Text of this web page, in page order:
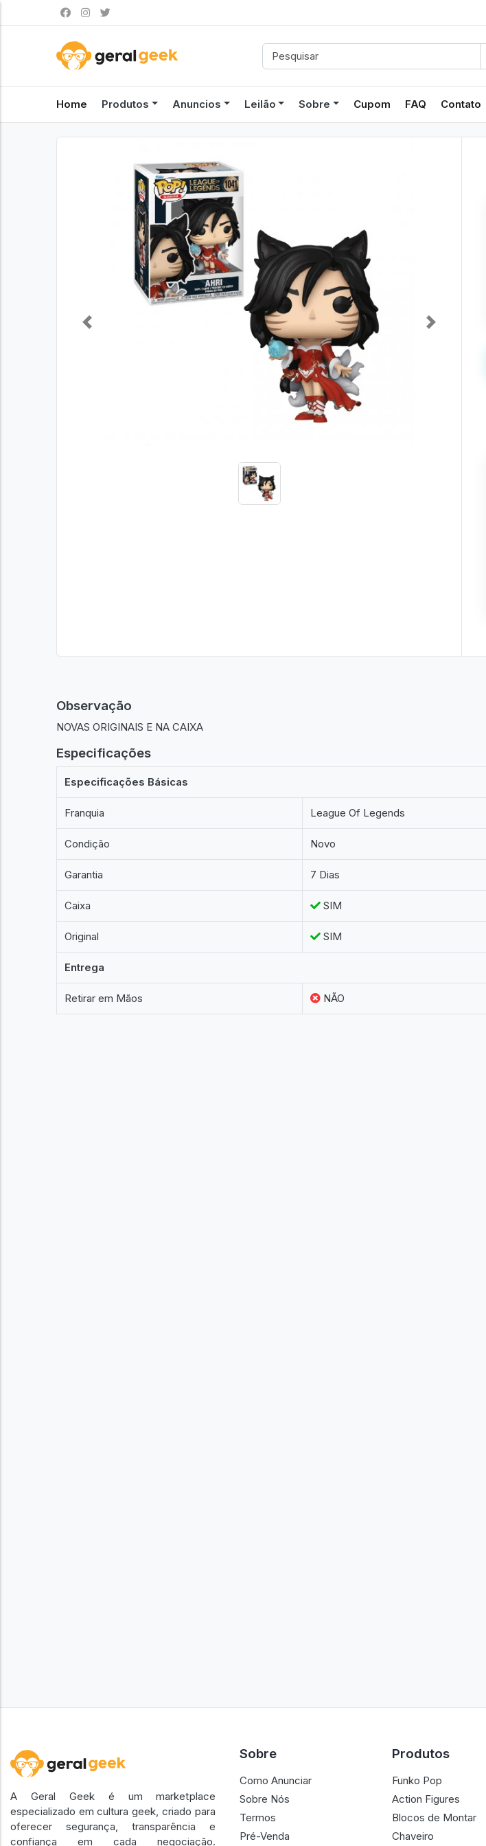
Home Produtos Anuncios Leilão Sobre Cupom FAQ Contato
Previous Next
Observação
NOVAS ORIGINAIS E NA CAIXA
Especificações
Especificações Básicas
Franquia League Of Legends
Condição Novo
Garantia 7 Dias
Caixa SIM
Original SIM
Entrega
Retirar em Mãos NÃO
A Geral Geek é um marketplace
especializado em cultura geek, criado para
oferecer segurança, transparência e
confiança em cada negociação.
Sobre
Como Anunciar
Sobre Nós
Termos
Pré-Venda
Produtos
Funko Pop
Action Figures
Blocos de Montar
Chaveiro